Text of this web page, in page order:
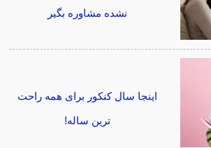
نشده مشاوره بگیر
اینجا سال کنکور برای همه راحت
ترین ساله!